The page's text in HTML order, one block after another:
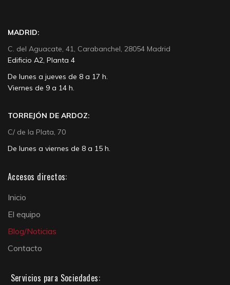
MADRID:
C. del Aguacate, 41, Carabanchel, 28054 Madrid
Edificio A2, Planta 4
De lunes a jueves de 8 a 17 h.
Viernes de 9 a 14 h.
TORREJÓN DE ARDOZ:
C/ de la Plata, 70
De lunes a viernes de 8 a 15 h.
Accesos directos:
Inicio
El equipo
Blog/Noticias
Contacto
Servicios para Sociedades: